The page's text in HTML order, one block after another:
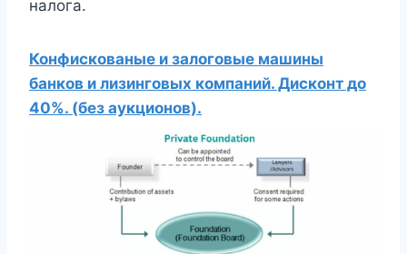
налога.
Конфискованые и залоговые машины
банков и лизинговых компаний. Дисконт до
40%. (без аукционов).